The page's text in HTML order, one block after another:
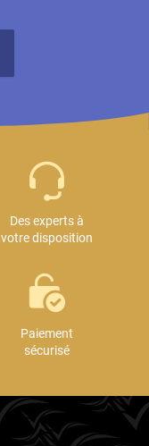
Des experts à
votre disposition
Paiement
sécurisé